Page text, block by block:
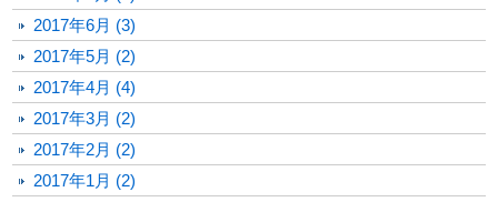
2017年6月 (3)
2017年5月 (2)
2017年4月 (4)
2017年3月 (2)
2017年2月 (2)
2017年1月 (2)